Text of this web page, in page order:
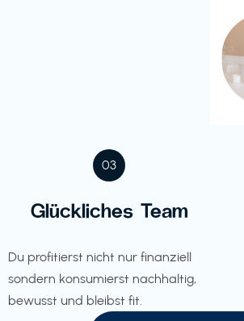
03
Glückliches Team
Du profitierst nicht nur finanziell
sondern konsumierst nachhaltig,
bewusst und bleibst fit.